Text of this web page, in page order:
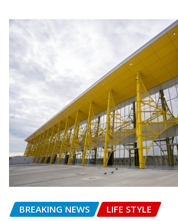
BREAKING NEWS LIFE STYLE